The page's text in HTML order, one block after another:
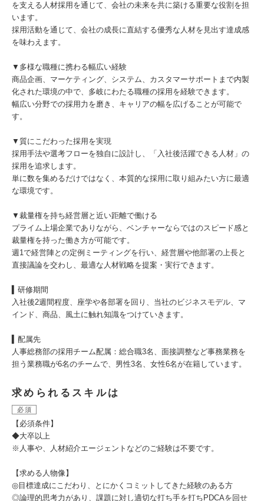
を支える人材採用を通じて、会社の未来を共に築ける重要な役割を担
います。
採用活動を通じて、会社の成長に直結する優秀な人材を見出す達成感
を味わえます。
▼多様な職種に携わる幅広い経験
商品企画、マーケティング、システム、カスタマーサポートまで内製
化された環境の中で、多岐にわたる職種の採用を経験できます。
幅広い分野での採用力を磨き、キャリアの幅を広げることが可能で
す。
▼質にこだわった採用を実現
採用手法や選考フローを独自に設計し、「入社後活躍できる人材」の
採用を追求します。
単に数を集めるだけではなく、本質的な採用に取り組みたい方に最適
な環境です。
▼裁量権を持ち経営層と近い距離で働ける
プライム上場企業でありながら、ベンチャーならではのスピード感と
裁量権を持った働き方が可能です。
週1で経営陣との定例ミーティングを行い、経営層や他部署の上長と
直接議論を交わし、最適な人材戦略を提案・実行できます。
▍研修期間
入社後2週間程度、座学や各部署を回り、当社のビジネスモデル、マ
インド、商品、風土に触れ知識をつけていきます。
▍配属先
人事総務部の採用チーム配属：総合職3名、面接調整など事務業務を
担う業務職が6名のチームで、男性3名、女性6名が在籍しています。
求められるスキルは
必須
【必須条件】
◆大卒以上
※人事や、人材紹介エージェントなどのご経験は不要です。
【求める人物像】
◎目標達成にこだわり、とにかくコミットしてきた経験のある方
◎論理的思考力があり、課題に対し適切な打ち手を打ちPDCAを回せ